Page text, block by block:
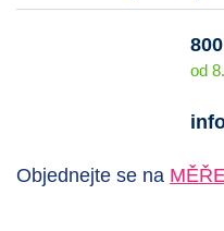
od
Objednejte se na